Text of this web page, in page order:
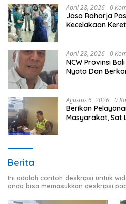
April 28, 2026 0
Jasa Raharja
Kecelakaan
April 28, 2026 0
NCW Provinsi
Nyata Dan
Agustus 6, 2026 0
Berikan
Masyarakat, Sat
Berita
Ini adalah contoh deskripsi untuk
anda bisa memasukkan deskripsi